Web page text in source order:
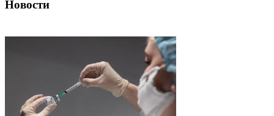
Новости